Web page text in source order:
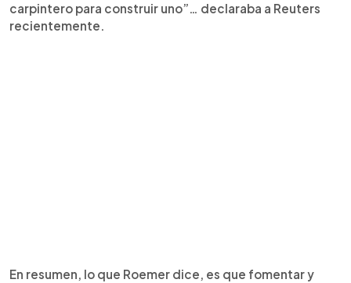
carpintero para construir uno”… declaraba a Reuters
recientemente.
En resumen, lo que Roemer dice, es que fomentar y